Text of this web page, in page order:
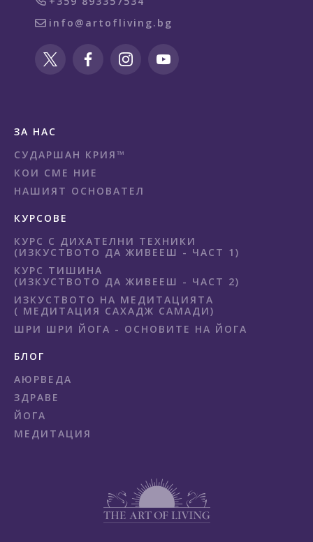
info@artofliving.bg
ЗА НАС
СУДАРШАН КРИЯ™
КОИ СМЕ НИЕ
НАШИЯТ ОСНОВАТЕЛ
КУРСОВЕ
КУРС С ДИХАТЕЛНИ ТЕХНИКИ
(ИЗКУСТВОТО ДА ЖИВЕЕШ - ЧАСТ 1)
КУРС ТИШИНА
(ИЗКУСТВОТО ДА ЖИВЕЕШ - ЧАСТ 2)
ИЗКУСТВОТО НА МЕДИТАЦИЯТА
( МЕДИТАЦИЯ САХАДЖ САМАДИ)
ШРИ ШРИ ЙОГА - ОСНОВИТЕ НА ЙОГА
БЛОГ
АЮРВЕДА
ЗДРАВЕ
ЙОГА
МЕДИТАЦИЯ